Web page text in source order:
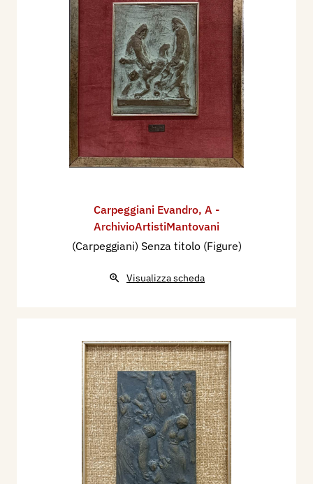
Carpeggiani Evandro, A -
ArchivioArtistiMantovani
(Carpeggiani) Senza titolo (Figure)
Visualizza scheda